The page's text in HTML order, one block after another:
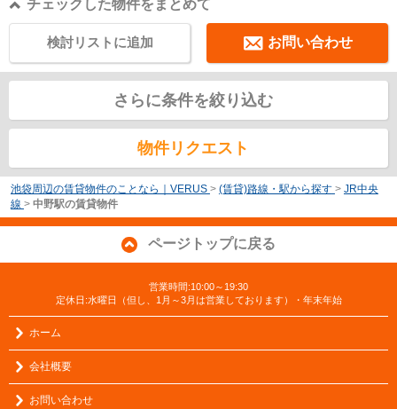
チェックした物件をまとめて
お問い合わせ
検討リストに追加
さらに条件を絞り込む
物件リクエスト
池袋周辺の賃貸物件のことなら｜VERUS > (賃貸)路線・駅から探す > JR中央
線 > 中野駅の賃貸物件
ページトップに戻る
営業時間:10:00～19:30
定休日:水曜日（但し、1月～3月は営業しております）・年末年始
ホーム
会社概要
お問い合わせ